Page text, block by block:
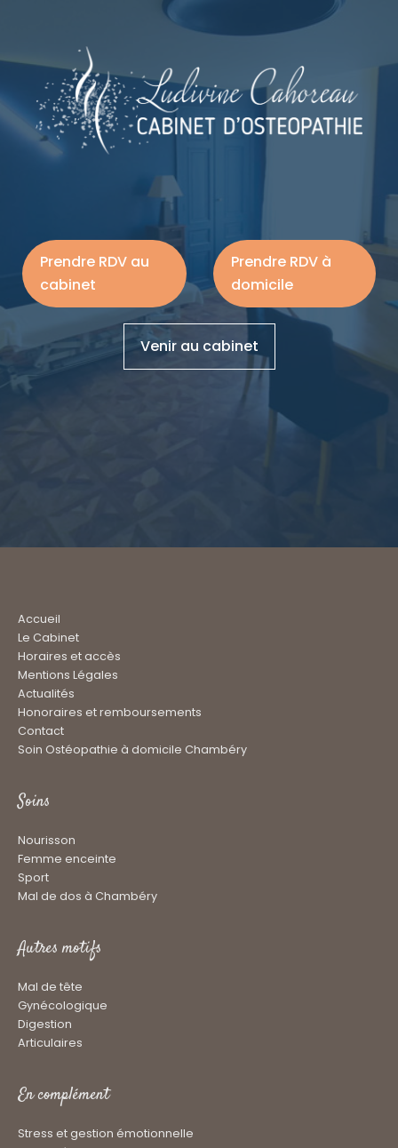
Prendre RDV au
cabinet
Prendre RDV à
domicile
Venir au cabinet
Accueil
Le Cabinet
Horaires et accès
Mentions Légales
Actualités
Honoraires et remboursements
Contact
Soin Ostéopathie à domicile Chambéry
Soins
Nourisson
Femme enceinte
Sport
Mal de dos à Chambéry
Autres motifs
Mal de tête
Gynécologique
Digestion
Articulaires
En complément
Stress et gestion émotionnelle